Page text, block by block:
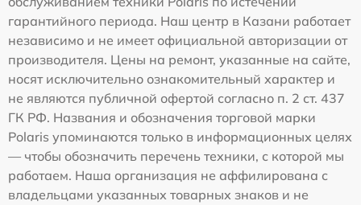
гарантийного периода. Наш центр в Казани работает
независимо и не имеет официальной авторизации от
производителя. Цены на ремонт, указанные на сайте,
носят исключительно ознакомительный характер и
не являются публичной офертой согласно п. 2 ст. 437
ГК РФ. Названия и обозначения торговой марки
Polaris упоминаются только в информационных целях
— чтобы обозначить перечень техники, с которой мы
работаем. Наша организация не аффилирована с
владельцами указанных товарных знаков и не